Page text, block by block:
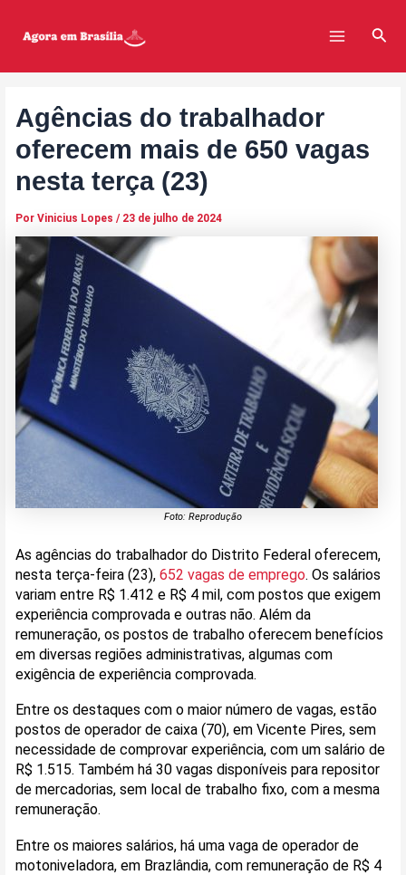
Menu
Agências do trabalhador
oferecem mais de 650 vagas
nesta terça (23)
Por Vinicius Lopes / 23 de julho de 2024
Foto: Reprodução
As agências do trabalhador do Distrito Federal oferecem,
nesta terça-feira (23), 652 vagas de emprego. Os salários
variam entre R$ 1.412 e R$ 4 mil, com postos que exigem
experiência comprovada e outras não. Além da
remuneração, os postos de trabalho oferecem benefícios
em diversas regiões administrativas, algumas com
exigência de experiência comprovada.
Entre os destaques com o maior número de vagas, estão
postos de operador de caixa (70), em Vicente Pires, sem
necessidade de comprovar experiência, com um salário de
R$ 1.515. Também há 30 vagas disponíveis para repositor
de mercadorias, sem local de trabalho fixo, com a mesma
remuneração.
Entre os maiores salários, há uma vaga de operador de
motoniveladora, em Brazlândia, com remuneração de R$ 4